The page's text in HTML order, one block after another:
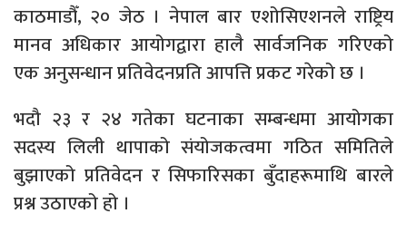
काठमाडौँ, २० जेठ । नेपाल बार एशोसिएशनले राष्ट्रिय
मानव अधिकार आयोगद्वारा हालै सार्वजनिक गरिएको
एक अनुसन्धान प्रतिवेदनप्रति आपत्ति प्रकट गरेको छ ।
भदौ २३ र २४ गतेका घटनाका सम्बन्धमा आयोगका
सदस्य लिली थापाको संयोजकत्वमा गठित समितिले
बुझाएको प्रतिवेदन र सिफारिसका बुँदाहरूमाथि बारले
प्रश्न उठाएको हो ।